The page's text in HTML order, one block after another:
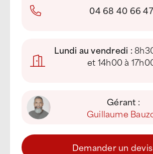
04 68 40 66 47
Lundi au vendredi :
et 14h00 à
Gérant :
Guillaume
Demander un devis